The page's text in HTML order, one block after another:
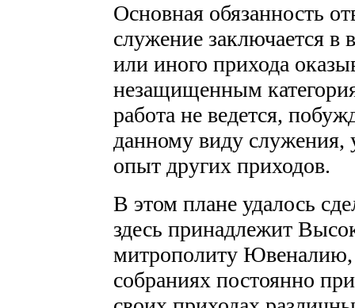
Основная обязанность
служение заключается в
или иного прихода
незащищенным
работа не ведется,
данному виду служения,
опыт других приходов.
В этом плане удалось
здесь принадлежит
митрополиту Ювеналию,
собраниях постоянно